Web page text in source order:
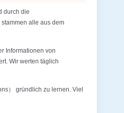
durch die
alle aus dem
Informationen von
Wir werten täglich
） gründlich zu lernen. Viel